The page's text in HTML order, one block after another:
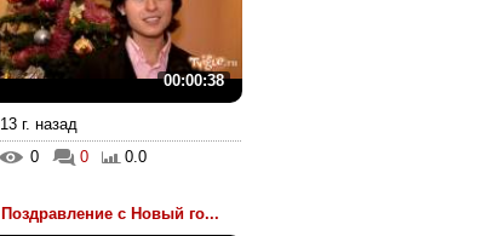
00:00:38
13 г. назад
0
0 0.0
Поздравление с Новый го...